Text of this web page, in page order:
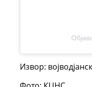
Извор: